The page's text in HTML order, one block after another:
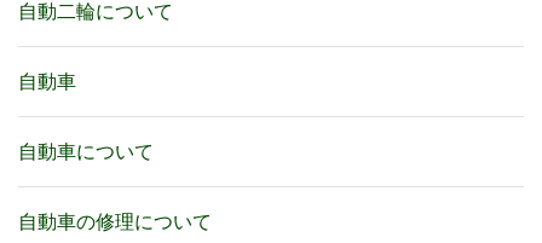
自動二輪について
自動車
自動車について
自動車の修理について